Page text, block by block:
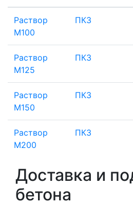
Раствор
М100
ПК3
Раствор
М125
ПК3
Раствор
М150
ПК3
Раствор
М200
ПК3
Доставка и
бетона